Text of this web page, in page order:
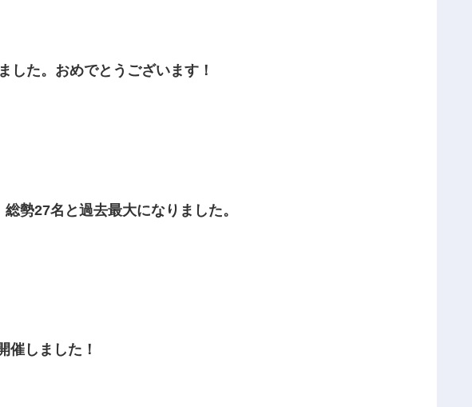
した。おめでとうございます！
勢27名と過去最大になりました。
催しました！